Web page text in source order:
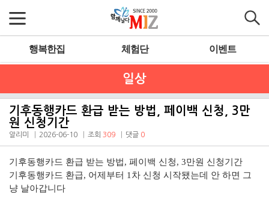
행복한집 체험단 이벤트
일상
기후동행카드 환급 받는 방법, 페이백 신청, 3만
원 신청기간
알리미 2026-06-10 조회 309 댓글 0
기후동행카드 환급 받는 방법, 페이백 신청, 3만원 신청기간
기후동행카드 환급, 어제부터 1차 신청 시작됐는데 안 하면 그
냥 날아갑니다